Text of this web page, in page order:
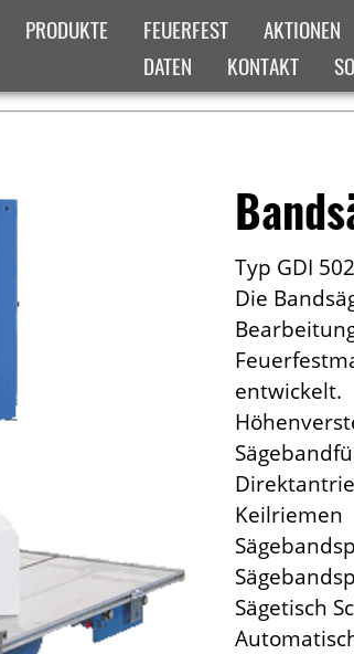
PRODUKTE FEUERFEST AKTIONEN
DATEN
KONTAKT
Typ GDI
Die
entwickelt.
Keilriemen
Sägetisch